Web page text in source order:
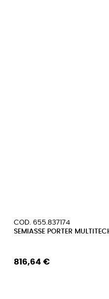
COD. 655.837174
SEMIASSE PORTER
816,64 €